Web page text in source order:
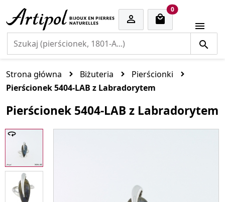

0cart items

Strona główna Biżuteria
Pierścionki
Pierścionek 5404-LAB z Labradorytem
Pierścionek 5404-LAB z Labradorytem